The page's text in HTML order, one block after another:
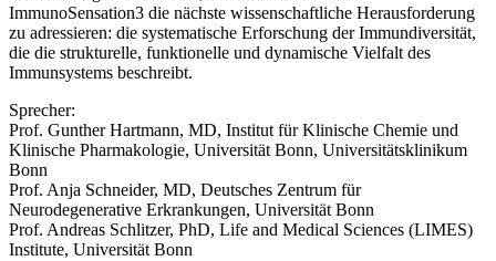
ImmunoSensation3 die nächste wissenschaftliche Herausforderung
zu adressieren: die systematische Erforschung der Immundiversität,
die die strukturelle, funktionelle und dynamische Vielfalt des
Immunsystems beschreibt.
Sprecher:
Prof. Gunther Hartmann, MD, Institut für Klinische Chemie und
Klinische Pharmakologie, Universität Bonn, Universitätsklinikum
Bonn
Prof. Anja Schneider, MD, Deutsches Zentrum für
Neurodegenerative Erkrankungen, Universität Bonn
Prof. Andreas Schlitzer, PhD, Life and Medical Sciences (LIMES)
Institute, Universität Bonn